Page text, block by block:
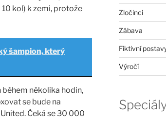
kol) k zemi, protože
šampion, který
několika hodin,
se bude na
Čeká se 30 000
Zločinci
Zábava
Fiktivní
Výročí